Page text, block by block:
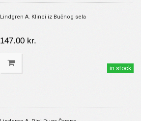
Lindgren A. Klinci iz Bučnog sela
147.00 kr.
in stock